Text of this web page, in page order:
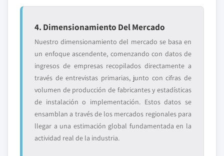
4. Dimensionamiento Del Mercado
Nuestro dimensionamiento del mercado se basa en
un enfoque ascendente, comenzando con datos de
ingresos de empresas recopilados directamente a
través de entrevistas primarias, junto con cifras de
volumen de producción de fabricantes y estadísticas
de instalación o implementación. Estos datos se
ensamblan a través de los mercados regionales para
llegar a una estimación global fundamentada en la
actividad real de la industria.